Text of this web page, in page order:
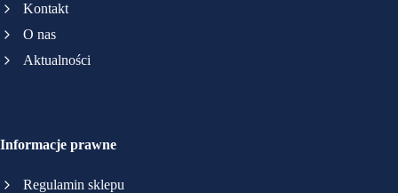
Kontakt
O nas
Aktualności
Informacje prawne
Regulamin sklepu